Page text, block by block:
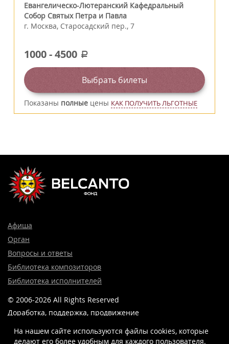
Евангелическо-Лютеранский Кафедральный
Собор Святых Петра и Павла
г. Москва, Старосадский пер., 7
1000-4500 a
Выбрать билеты
Показаны полные цены КАК ПОЛУЧИТЬ ЛЬГОТНЫЕ
Афиша
Орган
Вопросы и ответы
Библиотека композиторов
Библиотека исполнителей
© 2006-2026 All Rights Reserved
Доработка, поддержка, продвижение
На нашем сайте используются файлы cookies, которые
делают его более удобным для каждого пользователя.